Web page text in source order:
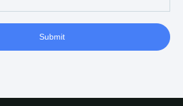
Submit